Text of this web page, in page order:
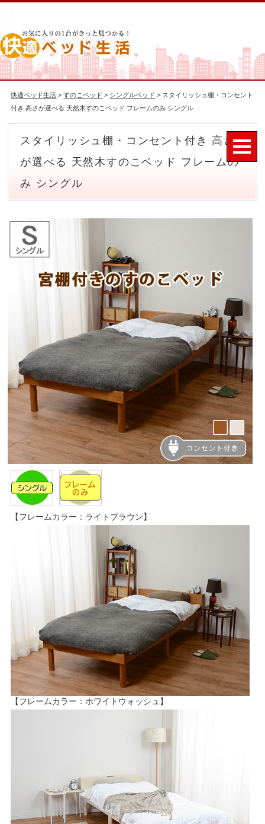
快適ベッド生活 >すのこベッド > シングルベッド > スタイリッシュ棚・コンセント
付き 高さが選べる 天然木すのこベッド フレームのみ シングル
スタイリッシュ棚・コンセント付き 高さ
が選べる 天然木すのこベッド フレームの
み シングル
【フレームカラー：ライトブラウン】
【フレームカラー：ホワイトウォッシュ】